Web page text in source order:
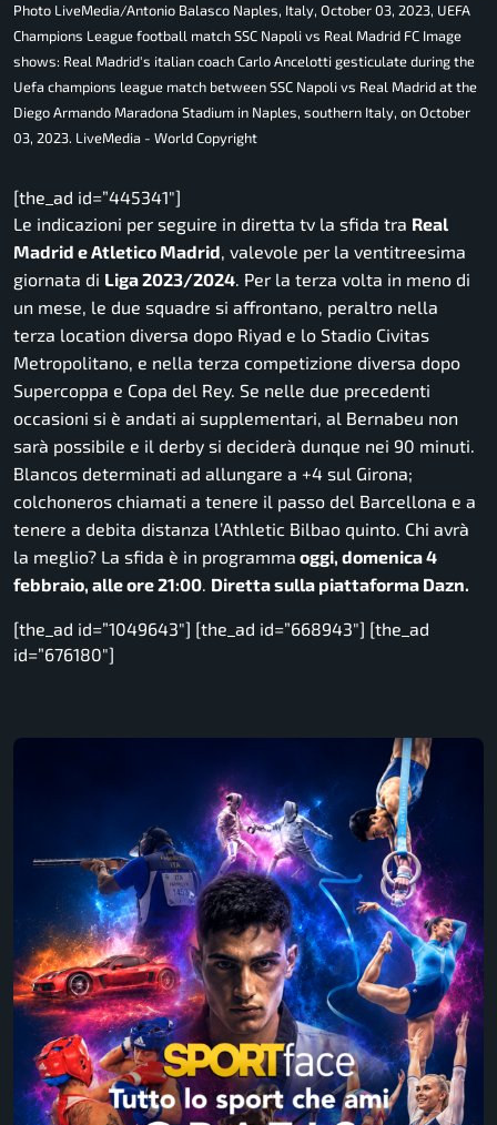
Photo LiveMedia/Antonio Balasco Naples, Italy, October 03, 2023, UEFA
Champions League football match SSC Napoli vs Real Madrid FC Image
shows: Real Madrid's italian coach Carlo Ancelotti gesticulate during the
Uefa champions league match between SSC Napoli vs Real Madrid at the
Diego Armando Maradona Stadium in Naples, southern Italy, on October
03, 2023. LiveMedia - World Copyright
[the_ad id=”445341″]
Le indicazioni per seguire in diretta tv la sfida tra Real
Madrid e Atletico Madrid, valevole per la ventitreesima
giornata di Liga 2023/2024. Per la terza volta in meno di
un mese, le due squadre si affrontano, peraltro nella
terza location diversa dopo Riyad e lo Stadio Civitas
Metropolitano, e nella terza competizione diversa dopo
Supercoppa e Copa del Rey. Se nelle due precedenti
occasioni si è andati ai supplementari, al Bernabeu non
sarà possibile e il derby si deciderà dunque nei 90 minuti.
Blancos determinati ad allungare a +4 sul Girona;
colchoneros chiamati a tenere il passo del Barcellona e a
tenere a debita distanza l’Athletic Bilbao quinto. Chi avrà
la meglio? La sfida è in programma oggi, domenica 4
febbraio, alle ore 21:00. Diretta sulla piattaforma Dazn.
[the_ad id=”1049643″] [the_ad id=”668943″] [the_ad
id=”676180″]